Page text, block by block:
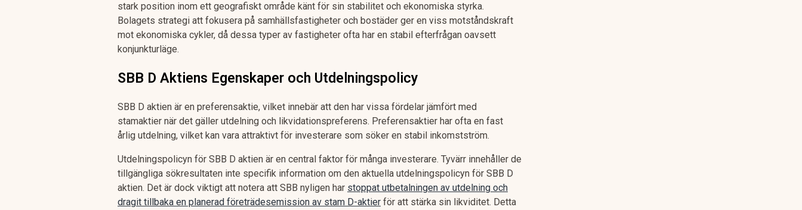
stark position inom ett geografiskt område känt för sin stabilitet och ekonomiska styrka.
Bolagets strategi att fokusera på samhällsfastigheter och bostäder ger en viss motståndskraft
mot ekonomiska cykler, då dessa typer av fastigheter ofta har en stabil efterfrågan oavsett
konjunkturläge.
SBB D Aktiens Egenskaper och Utdelningspolicy
SBB D aktien är en preferensaktie, vilket innebär att den har vissa fördelar jämfört med
stamaktier när det gäller utdelning och likvidationspreferens. Preferensaktier har ofta en fast
årlig utdelning, vilket kan vara attraktivt för investerare som söker en stabil inkomstström.
Utdelningspolicyn för SBB D aktien är en central faktor för många investerare. Tyvärr innehåller de
tillgängliga sökresultaten inte specifik information om den aktuella utdelningspolicyn för SBB D
aktien. Det är dock viktigt att notera att SBB nyligen har stoppat utbetalningen av utdelning och
dragit tillbaka en planerad företrädesemission av stam D-aktier för att stärka sin likviditet. Detta